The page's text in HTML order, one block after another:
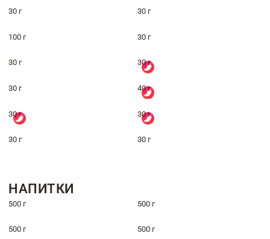
30 г 30 г
100 г 30 г
30 г 30 г
30 г 40 г
30 г 30 г
30 г 30 г
НАПИТКИ
500 г 500 г
500 г 500 г